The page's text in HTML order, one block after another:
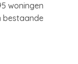
woningen
bestaande